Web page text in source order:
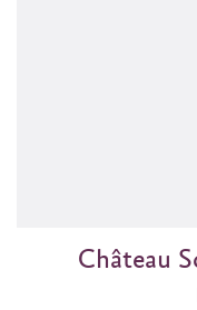
Château